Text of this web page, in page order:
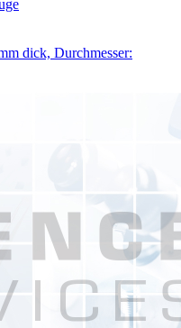
dick, Durchmesser: